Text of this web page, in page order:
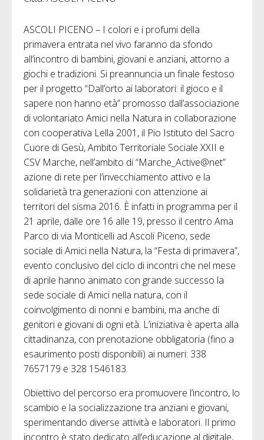
ASCOLI PICENO – I colori e i profumi della
primavera entrata nel vivo faranno da sfondo
all’incontro di bambini, giovani e anziani, attorno a
giochi e tradizioni. Si preannuncia un finale festoso
per il progetto “Dall’orto ai laboratori: il gioco e il
sapere non hanno età” promosso dall’associazione
di volontariato Amici nella Natura in collaborazione
con cooperativa Lella 2001, il Pio Istituto del Sacro
Cuore di Gesù, Ambito Territoriale Sociale XXII e
CSV Marche, nell’ambito di “Marche_Active@net”
azione di rete per l’invecchiamento attivo e la
solidarietà tra generazioni con attenzione ai
territori del sisma 2016. È infatti in programma per il
21 aprile, dalle ore 16 alle 19, presso il centro Ama
Parco di via Monticelli ad Ascoli Piceno, sede
sociale di Amici nella Natura, la “Festa di primavera”,
evento conclusivo del ciclo di incontri che nel mese
di aprile hanno animato con grande successo la
sede sociale di Amici nella natura, con il
coinvolgimento di nonni e bambini, ma anche di
genitori e giovani di ogni età. L’iniziativa è aperta alla
cittadinanza, con prenotazione obbligatoria (fino a
esaurimento posti disponibili) ai numeri: 338
7657179 e 328 1546183.
Obiettivo del percorso era promuovere l’incontro, lo
scambio e la socializzazione tra anziani e giovani,
sperimentando diverse attività e laboratori. Il primo
incontro è stato dedicato all’educazione al digitale,